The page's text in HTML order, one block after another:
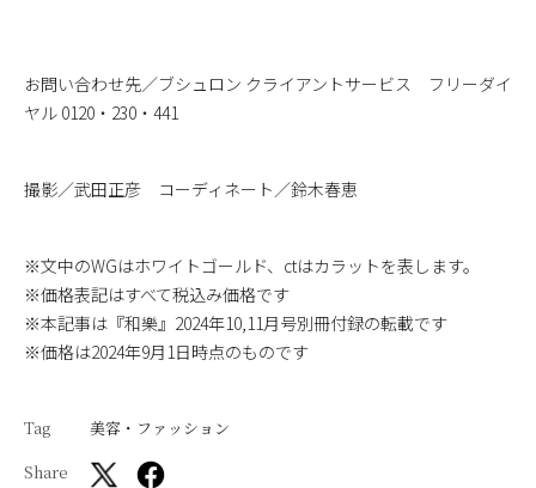
お問い合わせ先／ブシュロン クライアントサービス フリーダイ
ヤル 0120・230・441
撮影／武田正彦 コーディネート／鈴木春恵
※文中のWGはホワイトゴールド、ctはカラットを表します。
※価格表記はすべて税込み価格です
※本記事は『和樂』2024年10,11月号別冊付録の転載です
※価格は2024年9月1日時点のものです
Tag
美容・ファッション
Share